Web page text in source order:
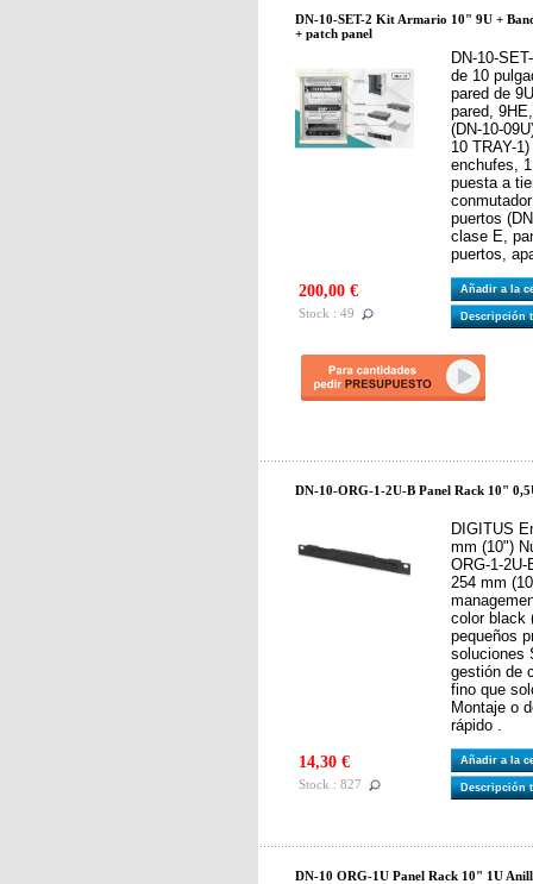
DN-10-SET-2 Kit Armario 10" 9U +
+ patch panel
DN-10-
de 10
pared de
pared,
(DN-10-
10 TRAY-
enchufes,
puesta a
puertos
clase E,
puertos,
200,00 €
Stock : 49
Añadir a la
Descripción
DN-10-ORG-1-2U-B Panel Rack 10"
DIGITUS
mm (10")
ORG-1-2U-
254 mm
color black
pequeños
soluciones
gestión de
fino que
Montaje o
rápido .
14,30 €
Stock : 827
Añadir a la
Descripción
DN-10 ORG-1U Panel Rack 10" 1U